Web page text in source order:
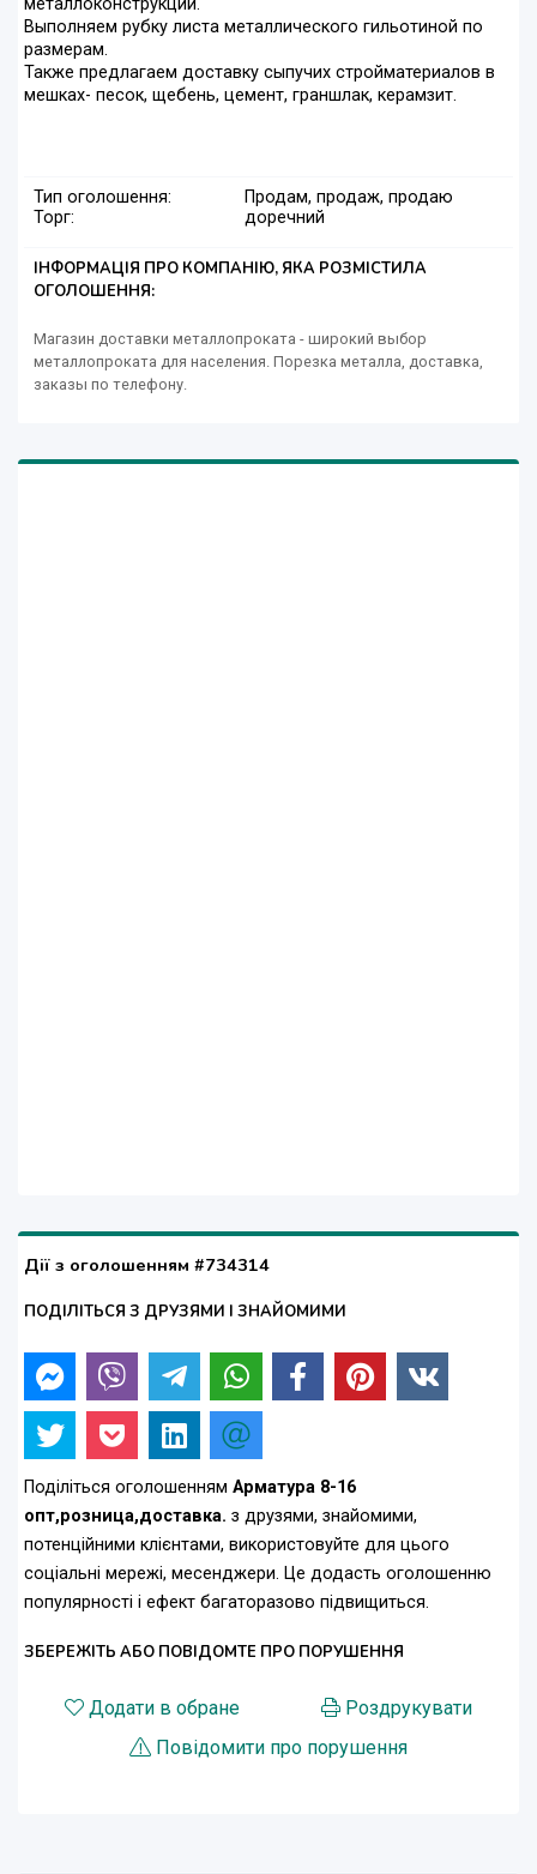
металлоконструкций.
Выполняем рубку листа металлического гильотиной по
размерам.
Также предлагаем доставку сыпучих стройматериалов в
мешках- песок, щебень, цемент, граншлак, керамзит.
Тип оголошення:
Продам, продаж, продаю
Торг:
доречний
ІНФОРМАЦІЯ ПРО КОМПАНІЮ, ЯКА РОЗМІСТИЛА
ОГОЛОШЕННЯ:
Магазин доставки металлопроката - широкий выбор
металлопроката для населения. Порезка металла, доставка,
заказы по телефону.
Дії з оголошенням #734314
ПОДІЛІТЬСЯ З ДРУЗЯМИ І ЗНАЙОМИМИ
Поділіться оголошенням Арматура 8-16
опт,розница,доставка. з друзями, знайомими,
потенційними клієнтами, використовуйте для цього
соціальні мережі, месенджери. Це додасть оголошенню
популярності і ефект багаторазово підвищиться.
ЗБЕРЕЖІТЬ АБО ПОВІДОМТЕ ПРО ПОРУШЕННЯ
Додати в обране
Роздрукувати
Повідомити про порушення